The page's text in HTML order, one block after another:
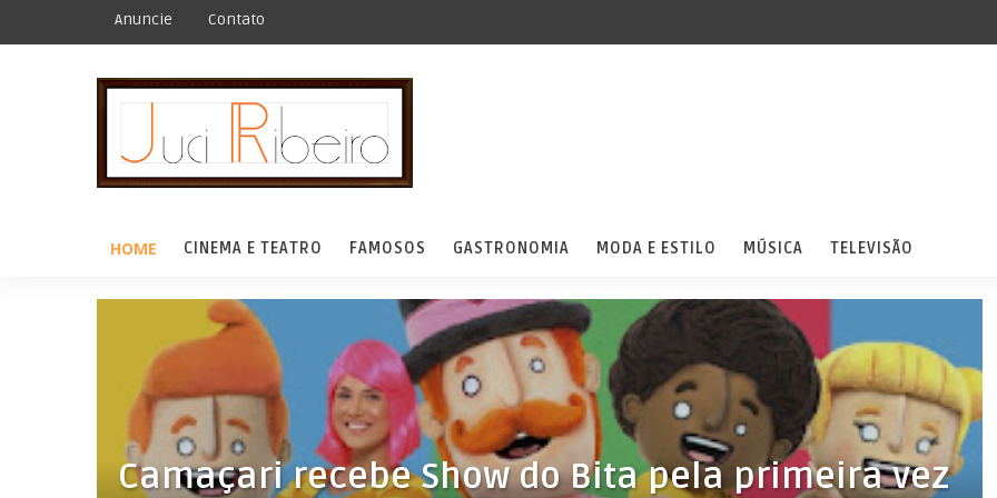
Anuncie Contato
HOME CINEMA E TEATRO FAMOSOS GASTRONOMIA MODA E ESTILO MÚSICA TELEVISÃO
Camaçari recebe Show do Bita pela primeira vez